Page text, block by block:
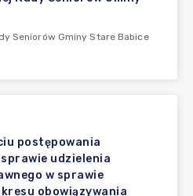
Seniorów Gminy Stare Babice
postępowania
udzielenia
w sprawie
obowiązywania